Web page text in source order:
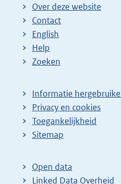
Over deze website
Contact
English
Help
Zoeken
Informatie
Privacy en cookies
Toegankelijkheid
Sitemap
Open data
Linked Data Overheid